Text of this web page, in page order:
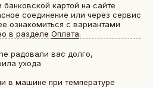
картой на сайте
соединение или через сервис
ознакомиться с вариантами
в разделе Оплата.
радовали вас долго,
ухода
в машине при температуре